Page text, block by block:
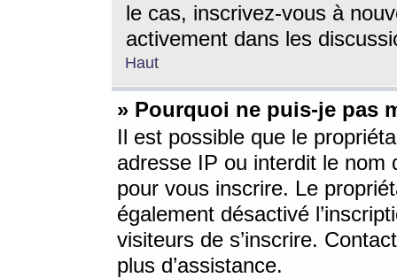
le cas, inscrivez-vous à
activement dans les
Haut
» Pourquoi ne puis-je pas
Il est possible que le
adresse IP ou interdit le nom
pour vous inscrire. Le
également désactivé
visiteurs de s’inscrire.
plus d’assistance.